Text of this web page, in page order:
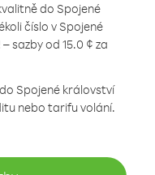
do Spojené
číslo v Spojené
sazby od 15.0 ¢ za
Spojené království
nebo tarifu volání.